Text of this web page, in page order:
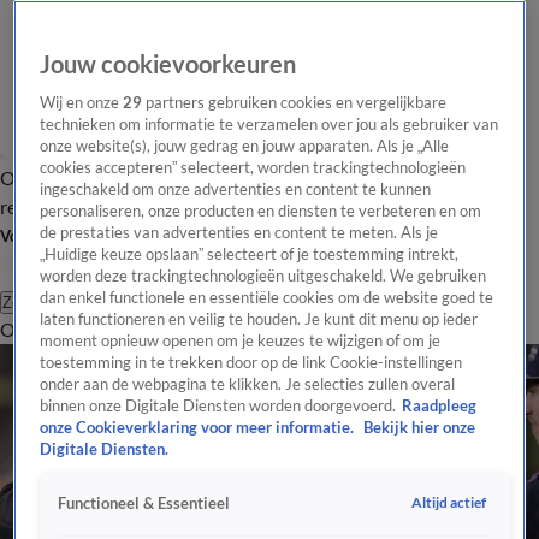
Overzicht Laatste nieuws Regionieuws Het beste van Hart
Tip de
redactie
Volg Hart van Nederland
Zoeken
OverzichtRegioUitzendingenWeerTip de redactiePanelVideo's
Jouw cookievoorkeuren
Wij en onze29 partners gebruiken cookies en vergelijkbare
technieken om informatie te verzamelen over jou als gebruiker van
onze website(s), jouw gedrag en jouw apparaten. Als je „Alle
cookies accepteren” selecteert, worden trackingtechnologieën
ingeschakeld om onze advertenties en content te kunnen
personaliseren, onze producten en diensten te verbeteren en om
de prestaties van advertenties en content te meten. Als je
„Huidige keuze opslaan” selecteert of je toestemming intrekt,
worden deze trackingtechnologieën uitgeschakeld. We gebruiken
dan enkel functionele en essentiële cookies om de website goed te
laten functioneren en veilig te houden. Je kunt dit menu op ieder
moment opnieuw openen om je keuzes te wijzigen of om je
toestemming in te trekken door op de link Cookie-instellingen
onder aan de webpagina te klikken. Je selecties zullen overal
binnen onze Digitale Diensten worden doorgevoerd. Raadpleeg
onze Cookieverklaring voor meer informatie.
Bekijk hier onze
Digitale Diensten.
Functioneel & Essentieel Altijd actief